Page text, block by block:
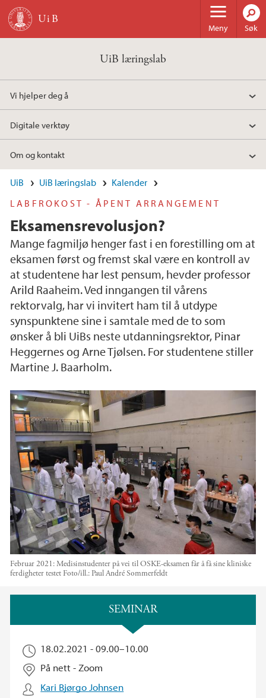
Hopp til hovedinnhold
Meny Søk
UiB læringslab
Vi hjelper deg å
Digitale verktøy
Om og kontakt
UiB UiB læringslab
Kalender
LABFROKOST - ÅPENT ARRANGEMENT
Eksamensrevolusjon?
Mange fagmiljø henger fast i en forestilling om at
eksamen først og fremst skal være en kontroll av
at studentene har lest pensum, hevder professor
Arild Raaheim. Ved inngangen til vårens
rektorvalg, har vi invitert ham til å utdype
synspunktene sine i samtale med de to som
ønsker å bli UiBs neste utdanningsrektor, Pinar
Heggernes og Arne Tjølsen. For studentene stiller
Martine J. Baarholm.
Februar 2021: Medisinstudenter på vei til OSKE-eksamen får å få sine kliniske
ferdigheter testet Foto/ill.: Paul André Sommerfeldt
SEMINAR
18.02.2021 -09.00–10.00
På nett - Zoom
Kari Bjørgo Johnsen